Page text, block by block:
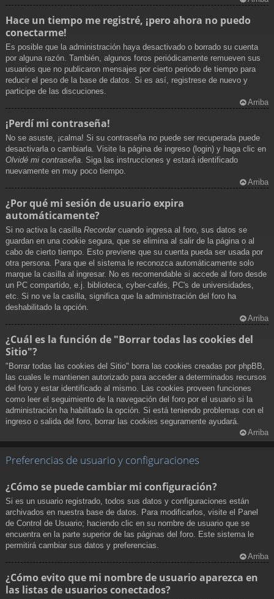
Hace un tiempo me registré, ¡pero ahora no puedo
conectarme!
Es posible que la administración haya desactivado o borrado su cuenta
por alguna razón. También, algunos foros periódicamente remueven sus
usuarios que no publicaron mensajes por cierto periodo de tiempo para
reducir el peso de la base de datos. Si es así, registrese de nuevo y
participe de las discuciones.
Arriba
¡Perdí mi contraseña!
No se asuste, ¡calma! Si su contraseña no puede ser recuperada puede
desactivarla o cambiarla. Visite la página de ingreso (login) y haga clic en
Olvidé mi contraseña . Siga las instrucciones y estará identificado
nuevamente en muy poco tiempo.
Arriba
¿Por qué mi sesión de usuario expira
automáticamente?
Si no activa la casilla Recordarcuando ingresa al foro, sus datos se
guardan en una cookie segura, que se elimina al salir de la página o al
cabo de cierto tiempo. Esto previene que su cuenta pueda ser usada por
otra persona. Para que el sistema le reconozca automáticamente solo
marque la casilla al ingresar. No es recomendable si accede al foro desde
un PC compartido, e.j. biblioteca, cyber-cafés, PC's de universidades,
etc. Si no ve la casilla, significa que la administración del foro ha
deshabilitado la opción.
Arriba
¿Cuál es la función de "Borrar todas las cookies del
Sitio"?
"Borrar todas las cookies del Sitio" borra las cookies creadas por phpBB,
las cuales le mantienen autorizado para acceder a determinados recursos
del foro y estar identificado al mismo. Las cookies proveen funciones
como leer el seguimiento de la navegación del foro por el usuario si la
administración ha habilitado la opción. Si está teniendo problemas con el
ingreso o salida del foro, borrar las cookies seguramente ayudará.
Arriba
Preferencias de usuario y configuraciones
¿Cómo se puede cambiar mi configuración?
Si es un usuario registrado, todos sus datos y configuraciones están
archivados en nuestra base de datos. Para modificarlos, visite el Panel
de Control de Usuario; haciendo clic en su nombre de usuario que se
encuentra en la parte superior de las páginas del foro. Este sistema le
permitirá cambiar sus datos y preferencias.
Arriba
¿Cómo evito que mi nombre de usuario aparezca en
las listas de usuarios conectados?